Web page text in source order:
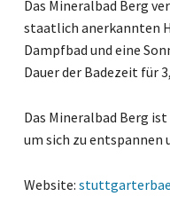
Das Mineralbad Berg
staatlich anerkannten
Dampfbad und eine
Dauer der Badezeit für
Das Mineralbad Berg
um sich zu entspannen
Website: